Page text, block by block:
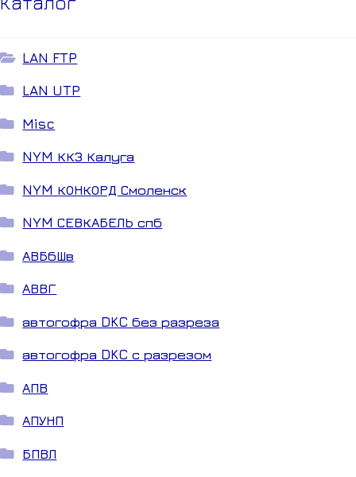
LAN FTP
LAN UTP
Misc
NYM ККЗ Калуга
NYM КОНКОРД Смоленск
NYM СЕВКАБЕЛЬ спб
АВБбШв
АВВГ
автогофра DKC без разреза
автогофра DKC с разрезом
АПВ
АПУНП
БПВЛ